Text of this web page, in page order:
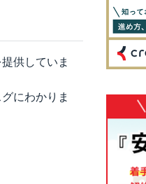
提供していま
にわかりま